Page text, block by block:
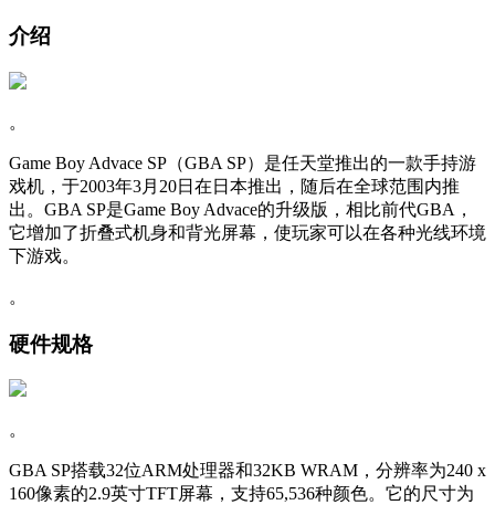
介绍
。
Game Boy Advace SP（GBA SP）是任天堂推出的一款手持游
戏机，于2003年3月20日在日本推出，随后在全球范围内推
出。GBA SP是Game Boy Advace的升级版，相比前代GBA，
它增加了折叠式机身和背光屏幕，使玩家可以在各种光线环境
下游戏。
。
硬件规格
。
GBA SP搭载32位ARM处理器和32KB WRAM，分辨率为240 x
160像素的2.9英寸TFT屏幕，支持65,536种颜色。它的尺寸为